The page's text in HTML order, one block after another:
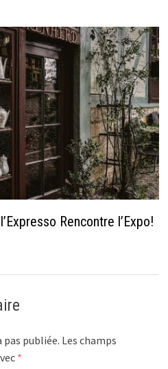
Rencontre l’Expo!
pas publiée. Les champs
*